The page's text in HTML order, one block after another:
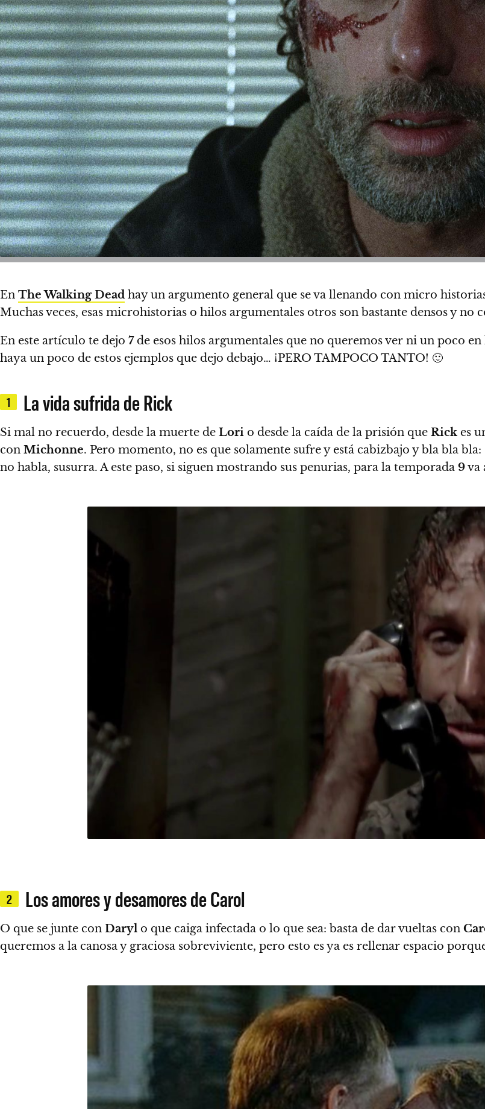
En The Walking Dead hay un argumento general que se va llenando con micro
Muchas veces, esas microhistorias o hilos argumentales otros son bastante densos y no
En este artículo te dejo 7de esos hilos argumentales que no queremos ver ni un poco
haya un poco de estos ejemplos que dejo debajo… ¡PERO TAMPOCO TANTO! 🙂
1 La vida sufrida de Rick
Si mal no recuerdo, desde la muerte de Lori o desde la caída de la prisión que Rick es
con Michonne. Pero momento, no es que solamente sufre y está cabizbajo y bla bla bla:
no habla, susurra. A este paso, si siguen mostrando sus penurias, para la temporada 9va
2 Los amores y desamores de Carol
O que se junte con Daryl o que caiga infectada o lo que sea: basta de dar vueltas con
queremos a la canosa y graciosa sobreviviente, pero esto es ya es rellenar espacio